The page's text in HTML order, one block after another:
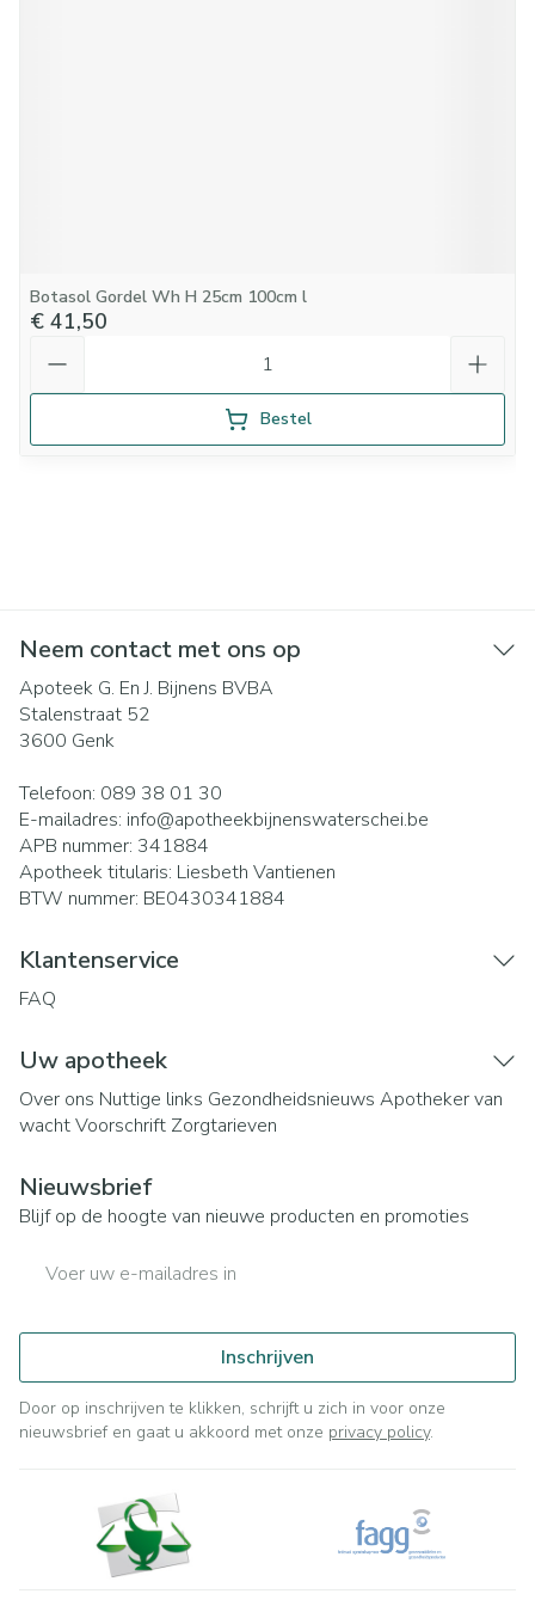
Botasol Gordel Wh H 25cm 100cm l
€ 41,50
Bestel
Neem contact met ons op
Apoteek G. En J. Bijnens BVBA
Stalenstraat 52
3600 Genk
Telefoon: 089 38 01 30
E-mailadres: info@apotheekbijnenswaterschei.be
APB nummer: 341884
Apotheek titularis: Liesbeth Vantienen
BTW nummer: BE0430341884
Klantenservice
FAQ
Uw apotheek
Over ons Nuttige links Gezondheidsnieuws Apotheker van
wachtVoorschrift Zorgtarieven
Nieuwsbrief
Blijf op de hoogte van nieuwe producten en promoties
Inschrijven
Door op inschrijven te klikken, schrijft u zich in voor onze
nieuwsbrief en gaat u akkoord met onze privacy policy.